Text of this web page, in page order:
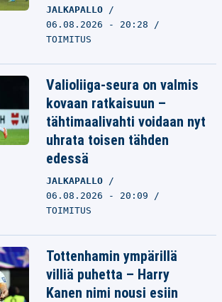
JALKAPALLO
06.08.2026 - 20:28
TOIMITUS
Valioliiga-seura on valmis
kovaan ratkaisuun –
tähtimaalivahti voidaan nyt
uhrata toisen tähden
edessä
JALKAPALLO
06.08.2026 - 20:09
TOIMITUS
Tottenhamin ympärillä
villiä puhetta – Harry
Kanen nimi nousi esiin